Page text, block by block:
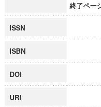
終了ペー
ISSN
ISBN
DOI
URI